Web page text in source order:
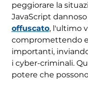
peggiorare la
JavaScript
offuscato, l'ultimo
compromettendo
importanti,
i cyber-criminali.
potere che